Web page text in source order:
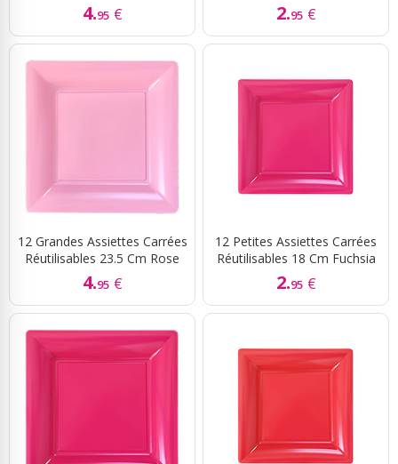
4.95 € 2.95 €
12 Grandes Assiettes Carrées
Réutilisables 23.5 Cm Rose
4.95 €
12 Petites Assiettes Carrées
Réutilisables 18 Cm Fuchsia
2.95 €